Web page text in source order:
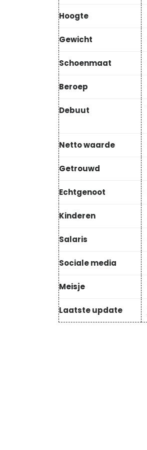
Hoogte
Gewicht
Schoenmaat
Beroep
Debuut
Netto waarde
Getrouwd
Echtgenoot
Kinderen
Salaris
Sociale media
Meisje
Laatste update